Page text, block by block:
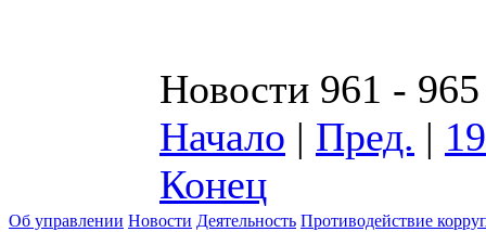
Новости 961 - 965
Начало | Пред. |
Конец
Об управлении Новости Деятельность Противодействие